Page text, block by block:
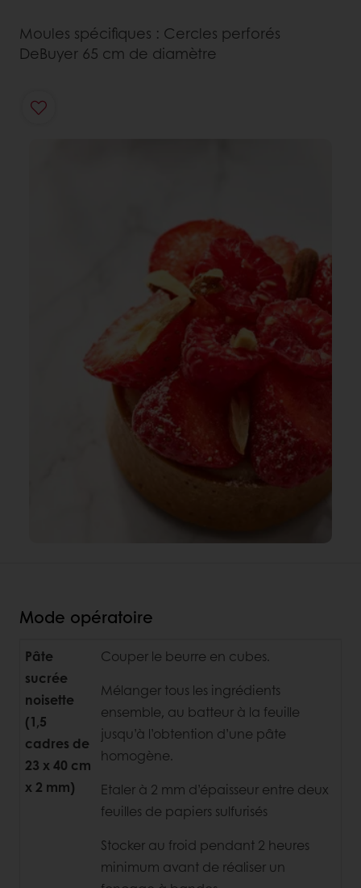
Moules spécifiques : Cercles perforés
DeBuyer 65 cm de diamètre
Mode opératoire
Pâte
sucrée
noisette
(1,5
cadres de
23 x 40 cm
x 2 mm)
Couper le beurre en cubes.
Mélanger tous les ingrédients
ensemble, au batteur à la feuille
jusqu’à l’obtention d’une pâte
homogène.
Etaler à 2 mm d’épaisseur entre deux
feuilles de papiers sulfurisés
Stocker au froid pendant 2 heures
minimum avant de réaliser un